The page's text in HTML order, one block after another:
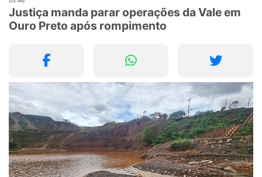
Justiça manda parar operações da Vale em
Ouro Preto após rompimento